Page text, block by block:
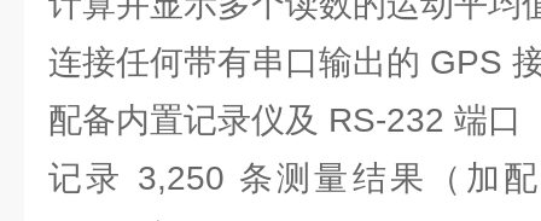
连接任何带有串口输出的 GPS
配备内置记录仪及 RS-232 端口
记录 3,250 条测量结果（加